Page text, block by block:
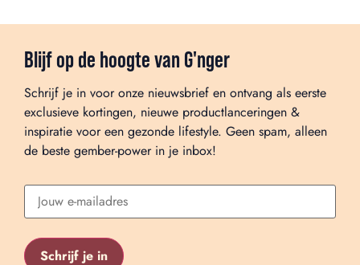
Blijf op de hoogte van G'nger
Schrijf je in voor onze nieuwsbrief en ontvang als eerste
exclusieve kortingen, nieuwe productlanceringen &
inspiratie voor een gezonde lifestyle. Geen spam, alleen
de beste gember-power in je inbox!